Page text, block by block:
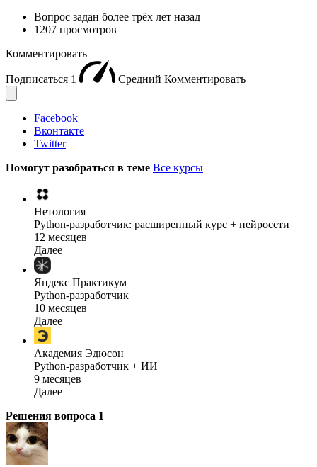
Вопрос задан более трёх лет назад
1207 просмотров
Комментировать
Подписаться 1 Средний Комментировать
Facebook
Вконтакте
Twitter
Помогут разобраться в теме Все курсы
Нетология
Python-разработчик: расширенный курс + нейросети
12 месяцев
Далее
Яндекс Практикум
Python-разработчик
10 месяцев
Далее
Академия Эдюсон
Python-разработчик + ИИ
9 месяцев
Далее
Решения вопроса 1